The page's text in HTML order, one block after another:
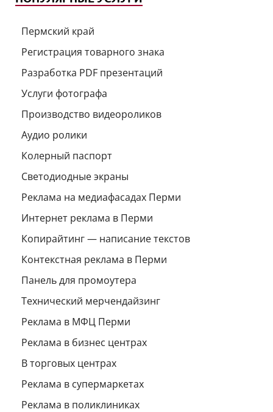
Пермский край
Регистрация товарного знака
Разработка PDF презентаций
Услуги фотографа
Производство видеороликов
Аудио ролики
Колерный паспорт
Светодиодные экраны
Реклама на медиафасадах Перми
Интернет реклама в Перми
Копирайтинг — написание текстов
Контекстная реклама в Перми
Панель для промоутера
Технический мерчендайзинг
Реклама в МФЦ Перми
Реклама в бизнес центрах
В торговых центрах
Реклама в супермаркетах
Реклама в поликлиниках